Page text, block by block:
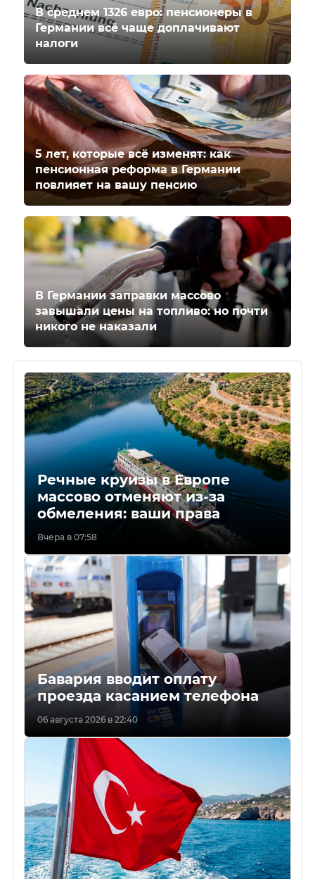
В среднем 1326 евро: пенсионеры в
Германии всё чаще доплачивают
налоги
5 лет, которые всё изменят: как
пенсионная реформа в Германии
повлияет на вашу пенсию
В Германии заправки массово
завышали цены на топливо: но почти
никого не наказали
Речные круизы в Европе
массово отменяют из-за
обмеления: ваши права
Вчера в 07:58
Бавария вводит оплату
проезда касанием телефона
06 августа 2026 в 22:40